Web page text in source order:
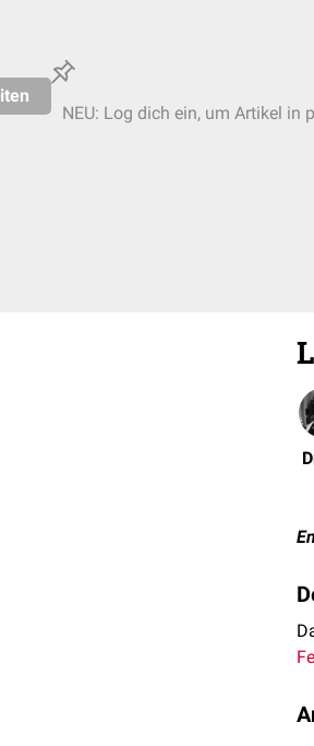
NEU: Log dich ein, um Artikel in